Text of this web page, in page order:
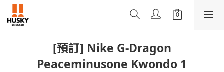
[預訂] Nike G-Dragon
Peaceminusone Kwondo 1